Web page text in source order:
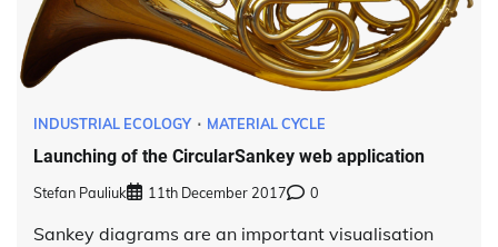
INDUSTRIAL ECOLOGY MATERIAL CYCLE
Launching of the CircularSankey web application
Stefan Pauliuk 11th December 2017 0
Sankey diagrams are an important visualisation